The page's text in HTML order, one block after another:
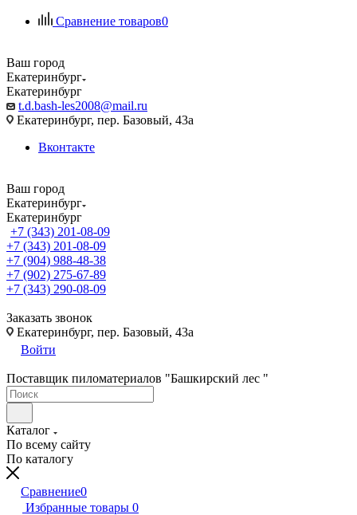
Сравнение товаров0
Ваш город
Екатеринбург
Екатеринбург
t.d.bash-les2008@mail.ru
Екатеринбург, пер. Базовый, 43а
Вконтакте
Ваш город
Екатеринбург
Екатеринбург
+7 (343) 201-08-09
+7 (343) 201-08-09
+7 (904) 988-48-38
+7 (902) 275-67-89
+7 (343) 290-08-09
Заказать звонок
Екатеринбург, пер. Базовый, 43а
Войти
Поставщик пиломатериалов "Башкирский лес "
Каталог
По всему сайту
По каталогу
Сравнение0
Избранные товары 0